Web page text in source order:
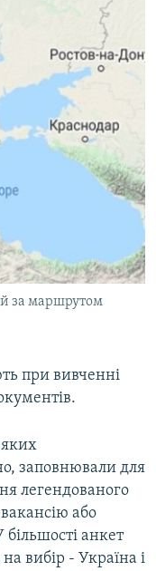
за маршрутом
при вивченні
заповнювали для
легендованого
або
анкет
вибір - Україна і